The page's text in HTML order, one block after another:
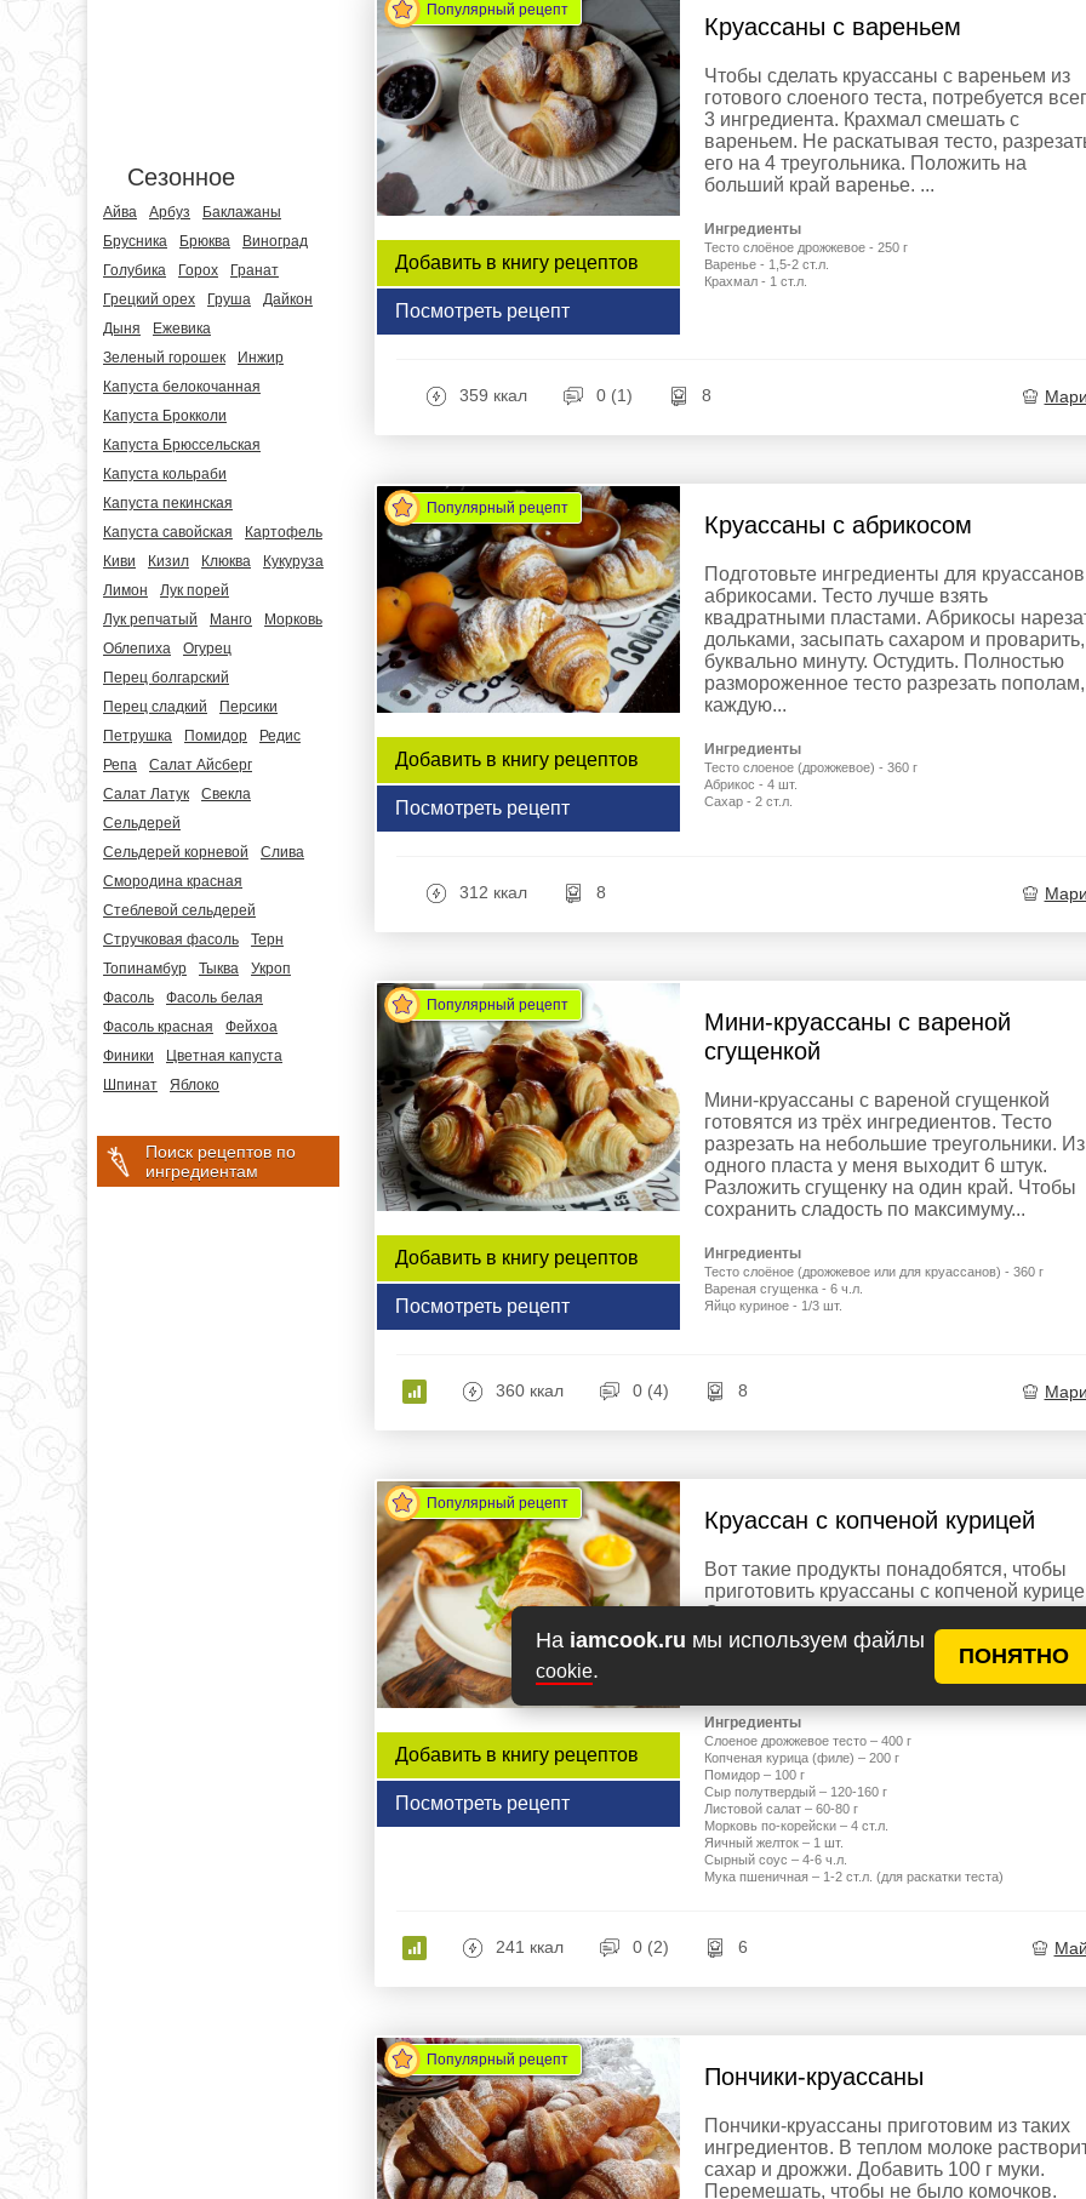
На iamcook.ru мы используем файлы
cookie.
ПОНЯТНО
Сезонное
Айва Арбуз
Баклажаны
Брусника
Брюква
Виноград
Голубика
Горох
Гранат
Грецкий орех
Груша
Дайкон
Дыня
Ежевика
Зеленый горошек
Инжир
Капуста белокочанная
Капуста Брокколи
Капуста Брюссельская
Капуста кольраби
Капуста пекинская
Капуста савойская
Картофель
Киви
Кизил Клюква
Кукуруза
Лимон
Лук порей
Лук репчатый
Манго
Морковь
Облепиха
Огурец
Перец болгарский
Перец сладкий
Персики
Петрушка
Помидор
Редис
Репа
Салат Айсберг
Салат Латук
Свекла
Сельдерей
Сельдерей корневой
Слива
Смородина красная
Стеблевой сельдерей
Стручковая фасоль
Терн
Топинамбур
Тыква
Укроп
Фасоль
Фасоль белая
Фасоль красная
Фейхоа
Финики
Цветная капуста
Шпинат
Яблоко
Поиск рецептов по
ингредиентам
Популярный рецепт
Добавить в книгу рецептов
Посмотреть рецепт
Круассаны с вареньем
Чтобы сделать круассаны с вареньем из
готового слоеного теста, потребуется
3 ингредиента. Крахмал смешать с
вареньем. Не раскатывая тесто,
его на 4 треугольника. Положить на
больший край варенье. ...
Ингредиенты
Тесто слоёное дрожжевое - 250 г
Варенье - 1,5-2 ст.л.
Крахмал - 1 ст.л.
359 ккал 0 (1) 8
Популярный рецепт
Добавить в книгу рецептов
Посмотреть рецепт
Круассаны с абрикосом
Подготовьте ингредиенты для
абрикосами. Тесто лучше взять
квадратными пластами. Абрикосы
дольками, засыпать сахаром и проварить,
буквально минуту. Остудить. Полностью
размороженное тесто разрезать
каждую...
Ингредиенты
Тесто слоеное (дрожжевое) - 360 г
Абрикос - 4 шт.
Сахар - 2 ст.л.
312 ккал 8
Популярный рецепт
Добавить в книгу рецептов
Посмотреть рецепт
Мини-круассаны с вареной
сгущенкой
Мини-круассаны с вареной сгущенкой
готовятся из трёх ингредиентов. Тесто
разрезать на небольшие треугольники. Из
одного пласта у меня выходит 6 штук.
Разложить сгущенку на один край. Чтобы
сохранить сладость по максимуму...
Ингредиенты
Тесто слоёное (дрожжевое или для круассанов) - 360 г
Вареная сгущенка - 6 ч.л.
Яйцо куриное - 1/3 шт.
360 ккал 0 (4) 8
Популярный рецепт
Добавить в книгу рецептов
Посмотреть рецепт
Круассан с копченой курицей
Вот такие продукты понадобятся, чтобы
приготовить круассаны с копченой
Слоеное дрожжевое тесто можно
приготовить самостоятельно, если у вас
есть на это время и желание. А если
Ингредиенты
Слоеное дрожжевое тесто – 400 г
Копченая курица (филе) – 200 г
Помидор – 100 г
Сыр полутвердый – 120-160 г
Листовой салат – 60-80 г
Морковь по-корейски – 4 ст.л.
Яичный желток – 1 шт.
Сырный соус – 4-6 ч.л.
Мука пшеничная – 1-2 ст.л. (для раскатки теста)
241 ккал 0 (2) 6
Популярный рецепт
Пончики-круассаны
Пончики-круассаны приготовим из таких
ингредиентов. В теплом молоке
сахар и дрожжи. Добавить 100 г муки.
Перемешать, чтобы не было комочков.